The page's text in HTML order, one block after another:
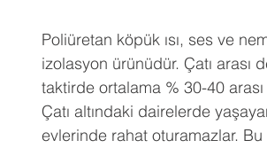
Poliüretan köpük ısı, ses ve
izolasyon ürünüdür. Çatı arası
taktirde ortalama % 30-40
Çatı altındaki dairelerde
evlerinde rahat oturamazlar.